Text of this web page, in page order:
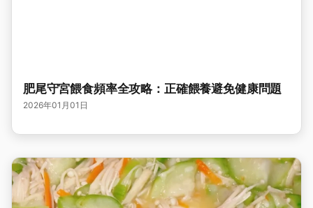
肥尾守宮餵食頻率全攻略：正確餵養避免健康問題
2026年01月01日